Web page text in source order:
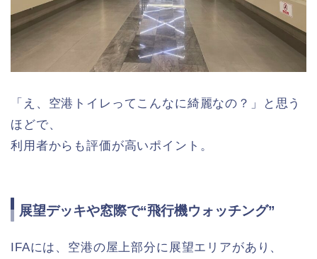
「え、空港トイレってこんなに綺麗なの？」と思う
ほどで、
利用者からも評価が高いポイント。
展望デッキや窓際で“飛行機ウォッチング”
IFAには、空港の屋上部分に展望エリアがあり、